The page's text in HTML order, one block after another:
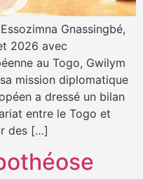
Gnassingbé,
2026 avec
au Togo, Gwilym
mission diplomatique
a dressé un bilan
entre le Togo et
des […]